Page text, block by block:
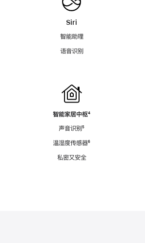
Siri
智能助理
语音识别
智能家居中枢脚
⁴
声音识别脚
⁵
温湿度传感器脚
⁶
私密又安全